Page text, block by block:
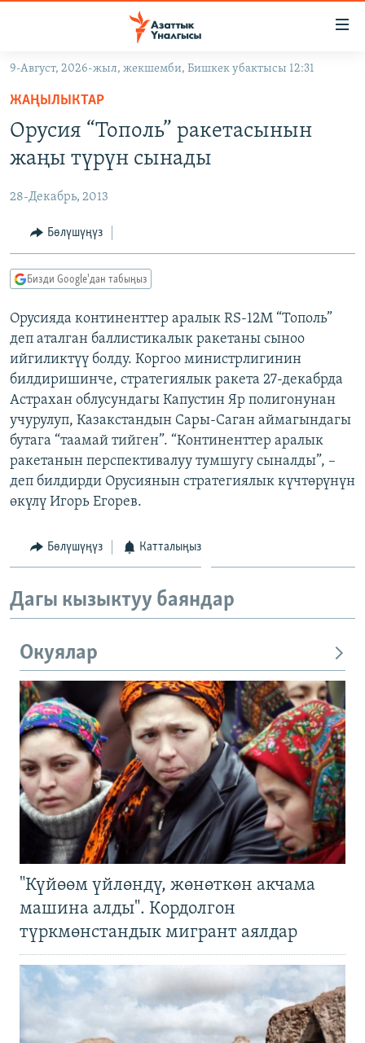
Навигацияга
өтүңүз
Издөөгө
салыңыз
КЫРГЫЗСТАН
КЫРГЫЗСТАН
ЭКОНОМИКА
МАДАНИЯТ
ДҮЙНӨ
БОРБОР АЗИЯ
АТАЙЫН ИЛИКТӨӨ
ТВ ПРОГРАММАЛАР
ЭКСПЕРТТЕР ТАЛДАЙТ
БИЗ ЖАНА ДҮЙНӨ
ЭЖЕ-СИҢДИЛЕР
АЗАТТЫК+
ЫҢГАЙСЫЗ СУРООЛОР
ӨЗГӨЧӨ ПИКИР
Русский
ОНЛАЙН ШЕРИНЕ
ЭЕ/АРнун бардык сайттары
9-Август, 2026-жыл, жекшемби, Бишкек убактысы 12:31
ЖАҢЫЛЫКТАР
Орусия “Тополь” ракетасынын
жаңы түрүн сынады
28-Декабрь, 2013
Бөлүшүңүз
Бизди Google'дан табыңыз
Орусияда континенттер аралык RS-12M “Тополь”
деп аталган баллистикалык ракетаны сыноо
ийгиликтүү болду. Коргоо министрлигинин
билдиришинче, стратегиялык ракета 27-декабрда
Астрахан облусундагы Капустин Яр полигонунан
учурулуп, Казакстандын Сары-Саган аймагындагы
бутага “таамай тийген”. “Континенттер аралык
ракетанын перспективалуу тумшугу сыналды”, –
деп билдирди Орусиянын стратегиялык күчтөрүнүн
өкүлү Игорь Егорев.
Бөлүшүңүз Катталыңыз
Дагы кызыктуу баяндар
Окуялар
"Күйөөм үйлөндү, жөнөткөн акчама
машина алды". Кордолгон
түркмөнстандык мигрант аялдар